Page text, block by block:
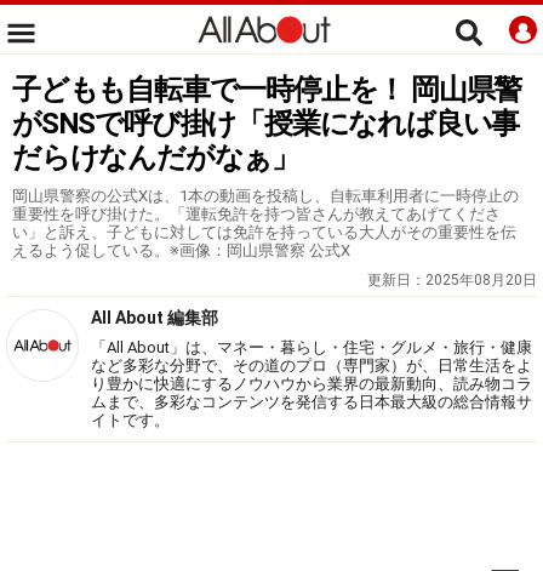
子どもも自転車で一時停止を！ 岡山県警
がSNSで呼び掛け「授業になれば良い事
だらけなんだがなぁ」
岡山県警察の公式Xは、1本の動画を投稿し、自転車利用者に一時停止の
重要性を呼び掛けた。「運転免許を持つ皆さんが教えてあげてくださ
い」と訴え、子どもに対しては免許を持っている大人がその重要性を伝
えるよう促している。※画像：岡山県警察 公式X
更新日： 2025年08月20日
All About 編集部
「All About」は、マネー・暮らし・住宅・グルメ・旅行・健康
など多彩な分野で、その道のプロ（専門家）が、日常生活をよ
り豊かに快適にするノウハウから業界の最新動向、読み物コラ
ムまで、多彩なコンテンツを発信する日本最大級の総合情報サ
イトです。